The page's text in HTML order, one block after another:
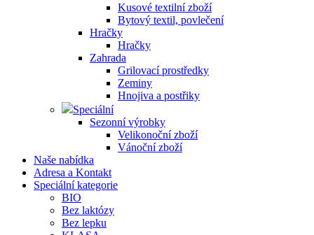
Kusové textilní zboží
Bytový textil, povlečení
Hračky
Hračky
Zahrada
Grilovací prostředky
Zeminy
Hnojiva a postřiky
Speciální
Sezonní výrobky
Velikonoční zboží
Vánoční zboží
Naše nabídka
Adresa a Kontakt
Speciální kategorie
BIO
Bez laktózy
Bez lepku